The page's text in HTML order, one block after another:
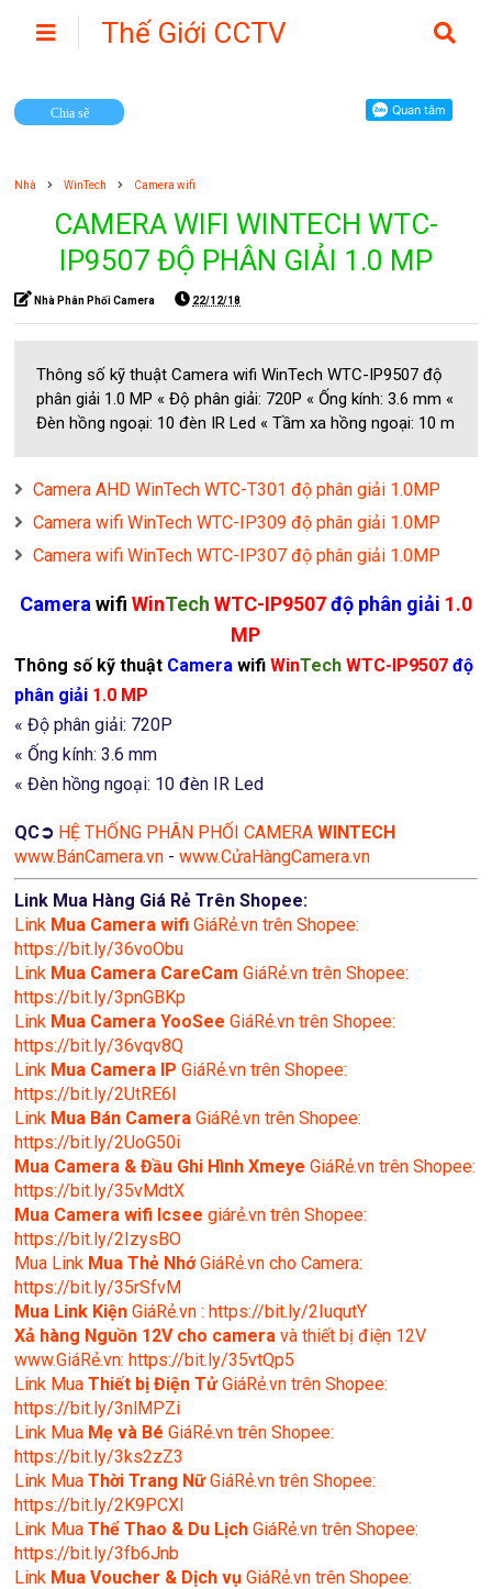
Thế Giới CCTV
Chia sẽ
Nhà WinTech Camera wifi
CAMERA WIFI WINTECH WTC-
IP9507 ĐỘ PHÂN GIẢI 1.0 MP
Nhà Phân Phối Camera 22/12/18
Thông số kỹ thuật Camera wifi WinTech WTC-IP9507 độ
phân giải 1.0 MP « Độ phân giải: 720P « Ống kính: 3.6 mm «
Đèn hồng ngoại: 10 đèn IR Led « Tầm xa hồng ngoại: 10 m
Camera AHD WinTech WTC-T301 độ phân giải 1.0MP
Camera wifi WinTech WTC-IP309 độ phân giải 1.0MP
Camera wifi WinTech WTC-IP307 độ phân giải 1.0MP
Camera wifi WinTech WTC-IP9507độ phân giải 1.0
MP
Thông số kỹ thuật Camera wifiWinTech WTC-IP9507 độ
phân giải 1.0 MP
« Độ phân giải: 720P
« Ống kính: 3.6 mm
« Đèn hồng ngoại: 10 đèn IR Led
QC➲ HỆ THỐNG PHÂN PHỐI CAMERAWINTECH
www.BánCamera.vn -www.CửaHàngCamera.vn
Link Mua Hàng Giá Rẻ Trên Shopee:
Link Mua Camera wifiGiáRẻ.vn trên Shopee:
https://bit.ly/36voObu
Link Mua Camera CareCam GiáRẻ.vn trên Shopee:
https://bit.ly/3pnGBKp
Link Mua Camera YooSee GiáRẻ.vn trên Shopee:
https://bit.ly/36vqv8Q
Link Mua Camera IP GiáRẻ.vn trên Shopee:
https://bit.ly/2UtRE6l
Link Mua Bán CameraGiáRẻ.vn trên Shopee:
https://bit.ly/2UoG50i
Mua Camera & Đầu Ghi Hình XmeyeGiáRẻ.vn trên Shopee:
https://bit.ly/35vMdtX
Mua Camera wifi Icsee giárẻ.vn trên Shopee:
https://bit.ly/2IzysBO
Mua Link Mua Thẻ NhớGiáRẻ.vn cho Camera:
https://bit.ly/35rSfvM
Mua Link KiệnGiáRẻ.vn : https://bit.ly/2IuqutY
Xả hàng Nguồn 12V cho cameravà thiết bị điện 12V
www.GiáRẻ.vn: https://bit.ly/35vtQp5
Link MuaThiết bị Điện TửGiáRẻ.vn trên Shopee:
https://bit.ly/3nlMPZi
Link Mua Mẹ và Bé GiáRẻ.vn trên Shopee:
https://bit.ly/3ks2zZ3
Link MuaThời Trang NữGiáRẻ.vn trên Shopee:
https://bit.ly/2K9PCXl
Link Mua Thể Thao & Du Lịch GiáRẻ.vn trên Shopee:
https://bit.ly/3fb6Jnb
Link Mua Voucher & Dịch vụ GiáRẻ.vn trên Shopee: